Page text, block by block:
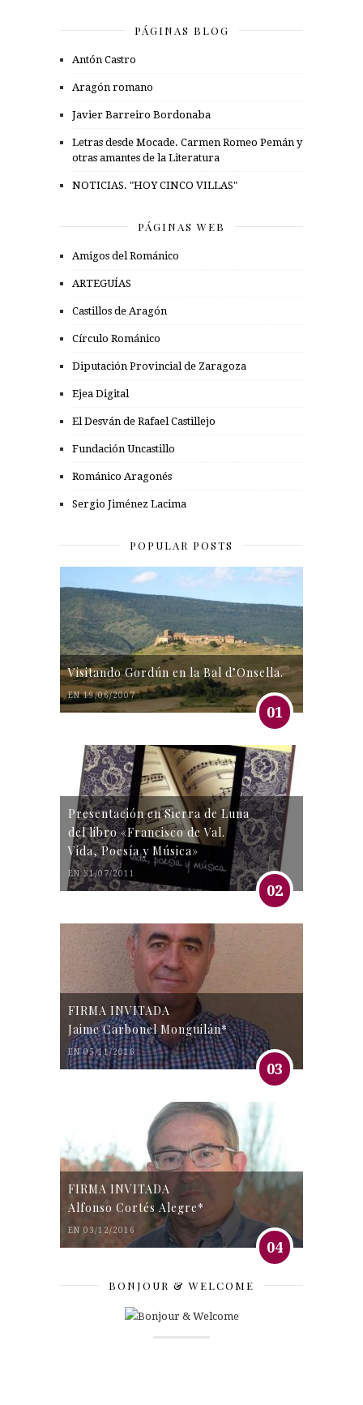
PÁGINAS BLOG
Antón Castro
Aragón romano
Javier Barreiro Bordonaba
Letras desde Mocade. Carmen Romeo Pemán y
otras amantes de la Literatura
NOTICIAS. "HOY CINCO VILLAS"
PÁGINAS WEB
Amigos del Románico
ARTEGUÍAS
Castillos de Aragón
Círculo Románico
Diputación Provincial de Zaragoza
Ejea Digital
El Desván de Rafael Castillejo
Fundación Uncastillo
Románico Aragonés
Sergio Jiménez Lacima
POPULAR POSTS
Visitando Gordún en la Bal d’Onsella.
EN 19/06/2007
01
Presentación en Sierra de Luna
del libro «Francisco de Val.
Vida, Poesía y Música»
EN 31/07/2011
02
FIRMA INVITADA
Jaime Carbonel Monguilán*
EN 05/11/2016
03
FIRMA INVITADA
Alfonso Cortés Alegre*
EN 03/12/2016
04
BONJOUR & WELCOME